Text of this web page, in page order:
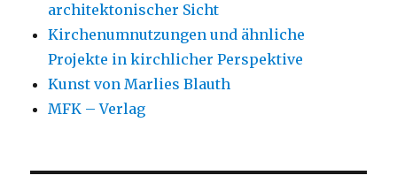
architektonischer Sicht
Kirchenumnutzungen und ähnliche
Projekte in kirchlicher Perspektive
Kunst von Marlies Blauth
MFK – Verlag